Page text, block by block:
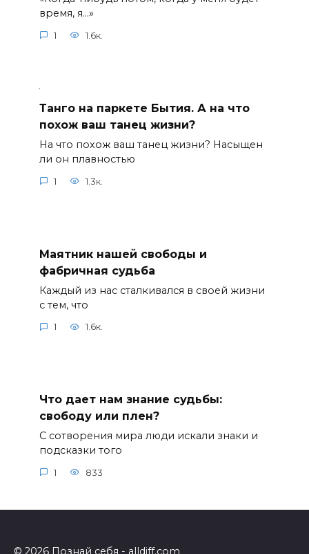
время, я…»
1 1.6к.
Танго на паркете Бытия. А на что
похож ваш танец жизни?
На что похож ваш танец жизни? Насыщен
ли он плавностью
1 1.3к.
Маятник нашей свободы и
фабричная судьба
Каждый из нас сталкивался в своей жизни
с тем, что
1 1.6к.
Что дает нам знание судьбы:
свободу или плен?
С сотворения мира люди искали знаки и
подсказки того
1 833
© 2026 Познай себя - alldiff.com